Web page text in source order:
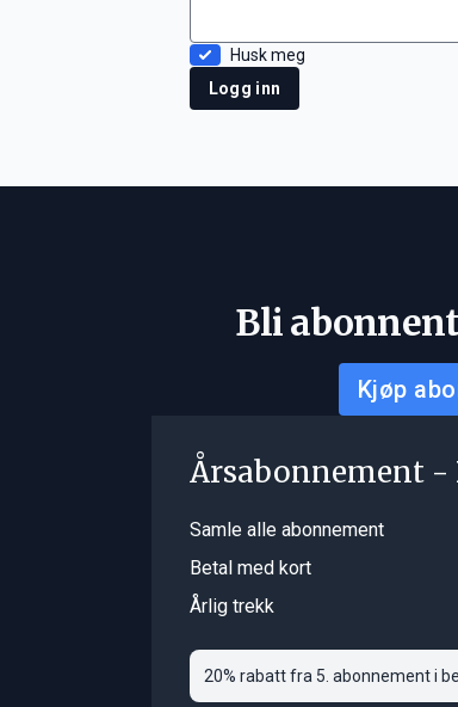
Husk meg
Logg inn
Bli
Kjøp
Årsabonnement -
Samle alle abonnement
Betal med kort
Årlig trekk
20% rabatt fra 5. abonnement i